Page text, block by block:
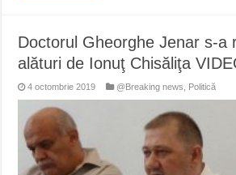
Doctorul Gheorghe Jenar s-a
alături de Ionuţ Chisăliţa
4 octombrie 2019 @Breaking news Politică